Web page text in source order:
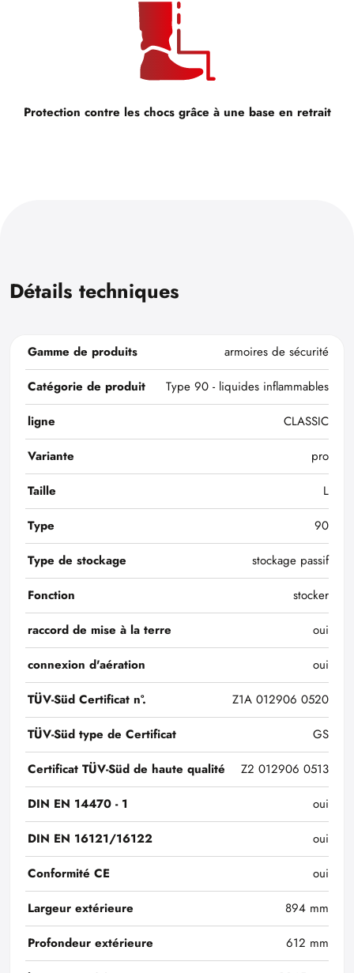
Protection contre les chocs grâce à une base en retrait
Détails techniques
Gamme de produits
armoires de sécurité
Catégorie de produit
Type 90 - liquides inflammables
ligne
CLASSIC
Variante
pro
Taille
L
Type
90
Type de stockage
stockage passif
Fonction
stocker
raccord de mise à la terre
oui
connexion d'aération
oui
TÜV-Süd Certificat n°.
Z1A 012906 0520
TÜV-Süd type de Certificat
GS
Certificat TÜV-Süd de haute qualité
Z2 012906 0513
DIN EN 14470 - 1
oui
DIN EN 16121/16122
oui
Conformité CE
oui
Largeur extérieure
894 mm
Profondeur extérieure
612 mm